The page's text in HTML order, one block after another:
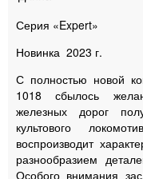
Серия «Expert»
Новинка 2023 г.
С полностью новой
1018 сбылось
железных дорог
культового
воспроизводит
разнообразием
Особого внимания